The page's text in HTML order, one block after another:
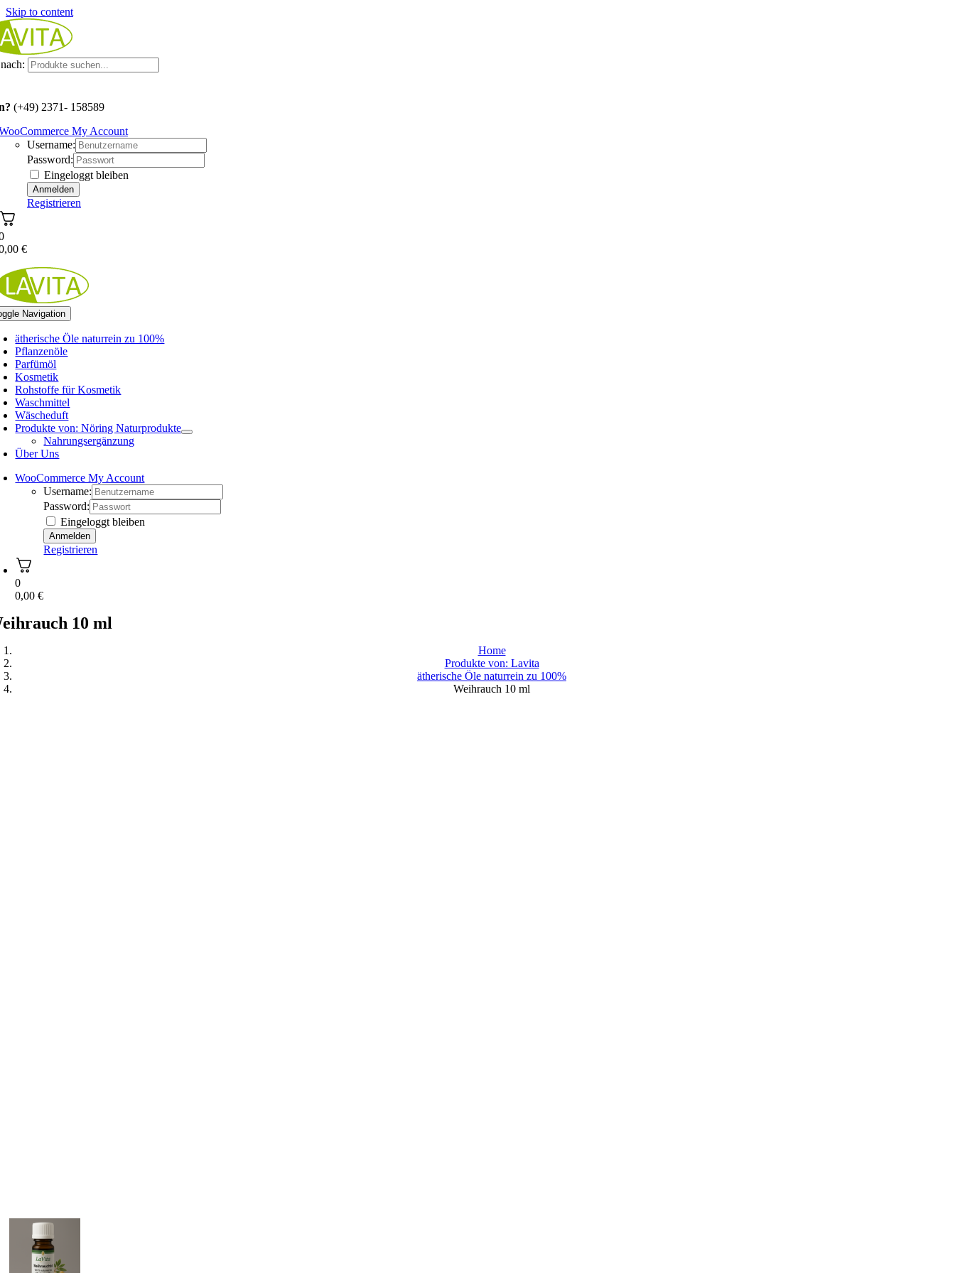
Skip to content
(+49) 2371- 158589
My Account
Username:
Password:
Eingeloggt bleiben
Registrieren
€
Navigation
ätherische Öle naturrein zu 100%
Pflanzenöle
Parfümöl
Kosmetik
Rohstoffe für Kosmetik
Waschmittel
Wäscheduft
Produkte von: Nöring Naturprodukte
Nahrungsergänzung
Über Uns
WooCommerce My Account
Username:
Password:
Eingeloggt bleiben
Registrieren
0
0,00€
10 ml
Home
Produkte von: Lavita
ätherische Öle naturrein zu 100%
Weihrauch 10 ml